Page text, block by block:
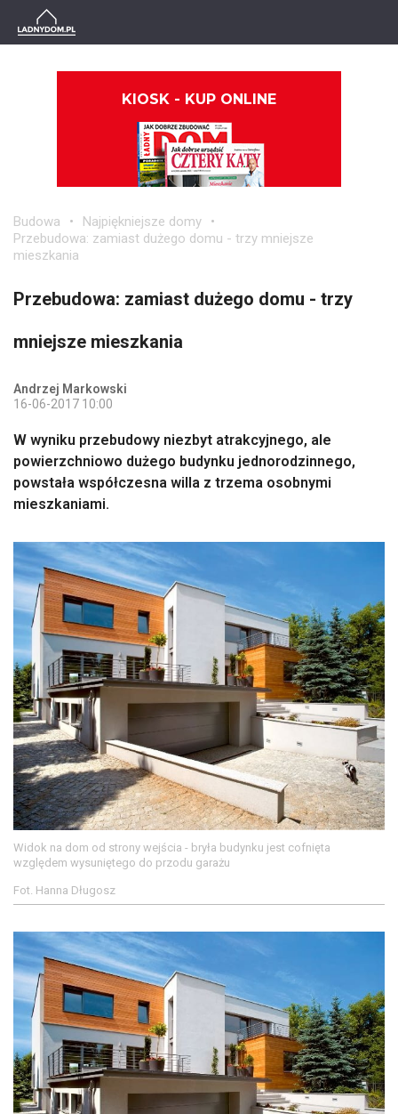
KIOSK - KUP ONLINE
Budowa
Najpiękniejsze domy
Przebudowa: zamiast dużego domu - trzy mniejsze
mieszkania
Przebudowa: zamiast dużego domu - trzy
mniejsze mieszkania
Andrzej Markowski
16-06-2017 10:00
W wyniku przebudowy niezbyt atrakcyjnego, ale
powierzchniowo dużego budynku jednorodzinnego,
powstała współczesna willa z trzema osobnymi
mieszkaniami.
Widok na dom od strony wejścia - bryła budynku jest cofnięta
względem wysuniętego do przodu garażu
Fot. Hanna Długosz